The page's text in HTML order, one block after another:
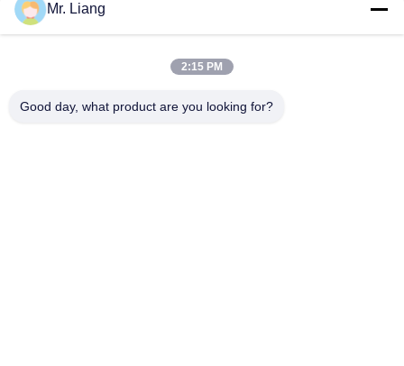
CE সার্টিফিকেটেড তাপমাত্রা তাপীয় শক এনভায়রনমেন্টাল টেস্ট চেম্বার AC380V
50/60Hz
PID Intelligent Adjust Environment Test Chamber Constant
Mr. Liang
2:15 PM
Good day, what product are you looking for?